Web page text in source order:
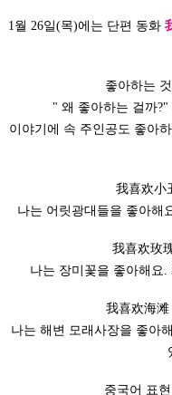
1월 26일(목)에는 단편 동화
좋아하는
" 왜 좋아하는 걸까
이야기에 속 주인공도 좋아
我喜欢小
나는 어릿광대들을 좋아해
我喜欢玫
나는 장미꽃을 좋아해요
我喜欢海滩
나는 해변 모래사장을 좋아
중국어 표